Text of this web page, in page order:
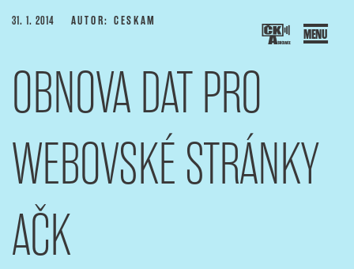
Přejít
webu
ČESKÝCH KAMERAMANŮ
portál Asociace českých kameramanů
PUBLIKOVÁNO
31. 1. 2014 AUTOR: CESKAM
OBNOVA DAT PRO
WEBOVSKÉ STRÁNKY
AČK